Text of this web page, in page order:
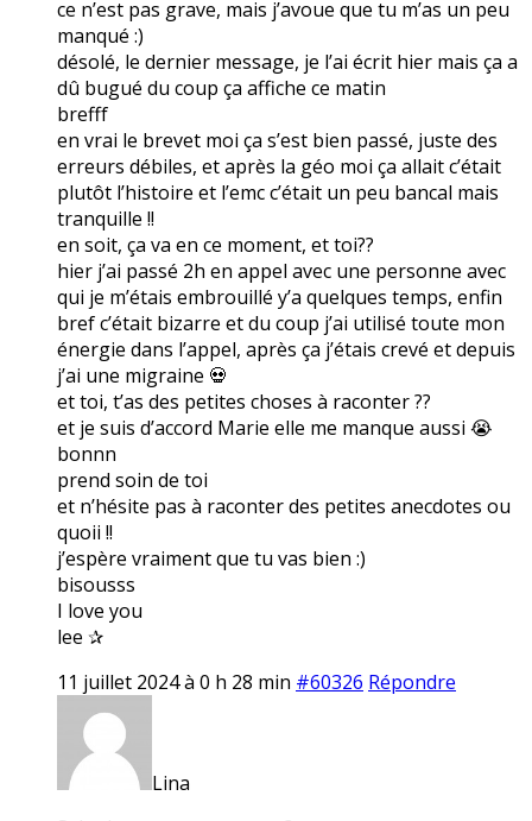
ce n’est pas grave, mais j’avoue que tu m’as un peu
manqué :)
désolé, le dernier message, je l’ai écrit hier mais ça a
dû bugué du coup ça affiche ce matin
brefff
en vrai le brevet moi ça s’est bien passé, juste des
erreurs débiles, et après la géo moi ça allait c’était
plutôt l’histoire et l’emc c’était un peu bancal mais
tranquille !!
en soit, ça va en ce moment, et toi??
hier j’ai passé 2h en appel avec une personne avec
qui je m’étais embrouillé y’a quelques temps, enfin
bref c’était bizarre et du coup j’ai utilisé toute mon
énergie dans l’appel, après ça j’étais crevé et depuis
j’ai une migraine 💀
et toi, t’as des petites choses à raconter ??
et je suis d’accord Marie elle me manque aussi 😭
bonnn
prend soin de toi
et n’hésite pas à raconter des petites anecdotes ou
quoii !!
j’espère vraiment que tu vas bien :)
bisousss
I love you
lee ✰
11 juillet 2024 à 0 h 28 min #60326 Répondre
Lina